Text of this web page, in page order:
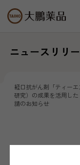
ニュースリリ
経口抗がん剤「ティー
研究）の成果を活用し
請のお知らせ